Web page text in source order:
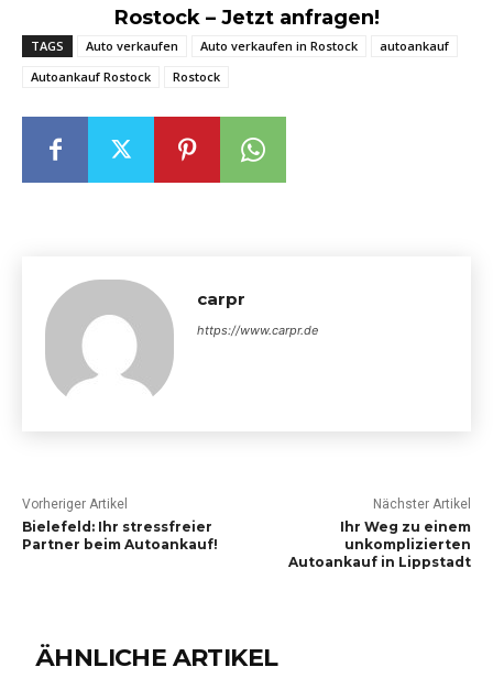
Rostock – Jetzt anfragen!
TAGS Auto verkaufen Auto verkaufen in Rostock
autoankauf
Autoankauf Rostock
Rostock
carpr
https://www.carpr.de
Vorheriger Artikel
Bielefeld: Ihr stressfreier
Partner beim Autoankauf!
Nächster Artikel
Ihr Weg zu einem
unkomplizierten
Autoankauf in Lippstadt
ÄHNLICHE ARTIKEL